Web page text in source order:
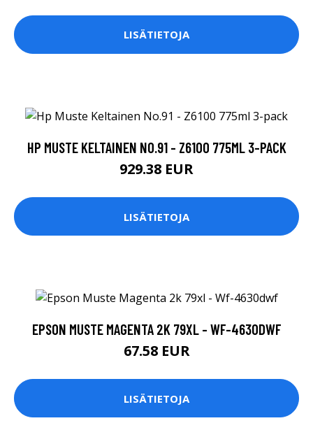
LISÄTIETOJA
HP MUSTE KELTAINEN NO.91 - Z6100 775ML 3-PACK
929.38 EUR
LISÄTIETOJA
EPSON MUSTE MAGENTA 2K 79XL - WF-4630DWF
67.58 EUR
LISÄTIETOJA